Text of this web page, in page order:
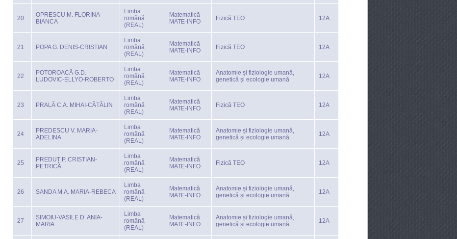
20
OPRESCU M. FLORINA-
BIANCA
Limba
română
(REAL)
Matematică
MATE-INFO
Fizică TEO 12A
21 POPA G. DENIS-CRISTIAN
Limba
română
(REAL)
Matematică
MATE-INFO
Fizică TEO 12A
22
POTOROACĂ G.D.
LUDOVIC-ELLYO-ROBERTO
Limba
română
(REAL)
Matematică
MATE-INFO
Anatomie și fiziologie umană,
genetică și ecologie umană
12A
23 PRALĂ C.A. MIHAI-CĂTĂLIN
Limba
română
(REAL)
Matematică
MATE-INFO
Fizică TEO 12A
24
PREDESCU V. MARIA-
ADELINA
Limba
română
(REAL)
Matematică
MATE-INFO
Anatomie și fiziologie umană,
genetică și ecologie umană
12A
25
PREDUȚ P. CRISTIAN-
PETRICĂ
Limba
română
(REAL)
Matematică
MATE-INFO
Fizică TEO 12A
26 SANDA M.A. MARIA-REBECA
Limba
română
(REAL)
Matematică
MATE-INFO
Anatomie și fiziologie umană,
genetică și ecologie umană
12A
27
SIMOIU-VASILE D. ANIA-
MARIA
Limba
română
(REAL)
Matematică
MATE-INFO
Anatomie și fiziologie umană,
genetică și ecologie umană
12A